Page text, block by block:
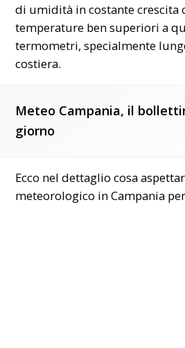
di umidità in costante crescita
temperature ben superiori a
termometri, specialmente
costiera.
Meteo Campania, il
giorno
Ecco nel dettaglio cosa
meteorologico in Campania